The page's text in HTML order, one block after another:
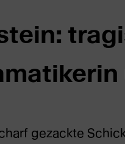
gezackte